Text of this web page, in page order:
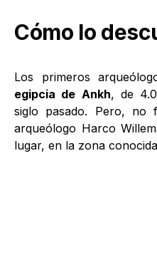
Cómo lo
Los primeros
egipcia de Ankh, de
siglo pasado. Pero, no
arqueólogo Harco
lugar, en la zona